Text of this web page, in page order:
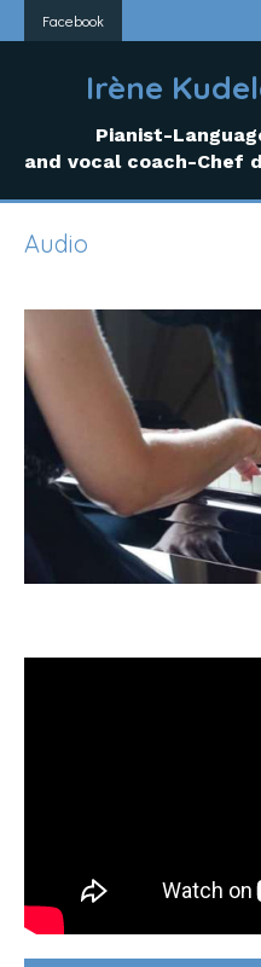
Facebook
Irène
Pianist-
and vocal coach-Chef
Audio